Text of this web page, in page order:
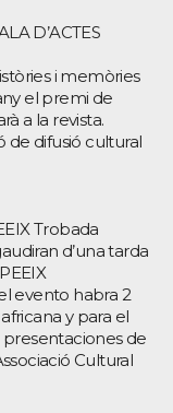
D’ACTES
i memòries
el premi de
a la revista.
de difusió cultural
Trobada
d’una tarda
evento habra 2
y para el
de
Cultural